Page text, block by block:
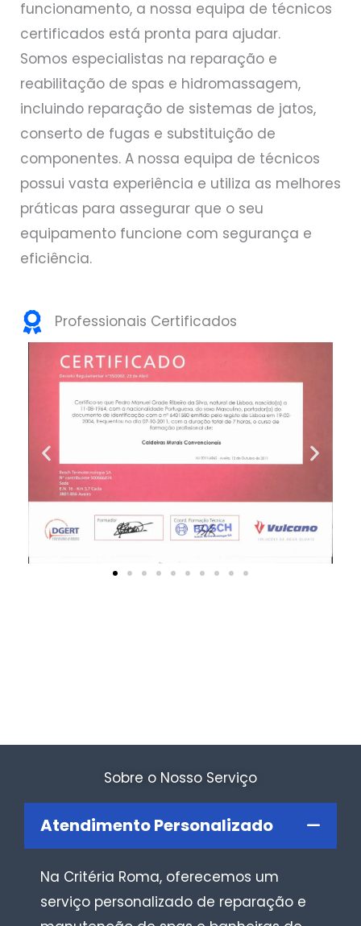
funcionamento, a nossa equipa de técnicos
certificados está pronta para ajudar.
Somos especialistas na reparação e
reabilitação de spas e hidromassagem,
incluindo reparação de sistemas de jatos,
conserto de fugas e substituição de
componentes. A nossa equipa de técnicos
possui vasta experiência e utiliza as melhores
práticas para assegurar que o seu
equipamento funcione com segurança e
eficiência.
Professionais Certificados
Sobre o Nosso Serviço
Atendimento Personalizado
Na Critéria Roma, oferecemos um
serviço personalizado de reparação e